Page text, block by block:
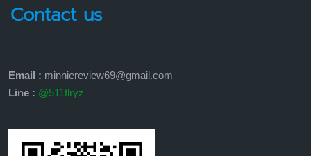
Contact us
Email : minniereview69@gmail.com
Line : @511tlryz